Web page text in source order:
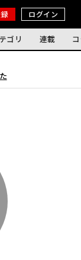
ログイン
ゴリ 連載